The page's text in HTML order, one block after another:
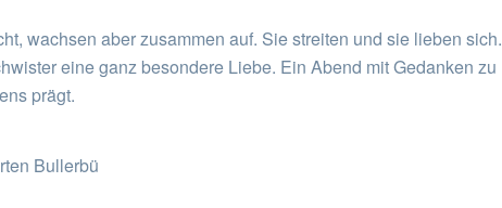
wachsen aber zusammen auf. Sie streiten und sie lieben sich.
eine ganz besondere Liebe. Ein Abend mit Gedanken zu
prägt.
Bullerbü